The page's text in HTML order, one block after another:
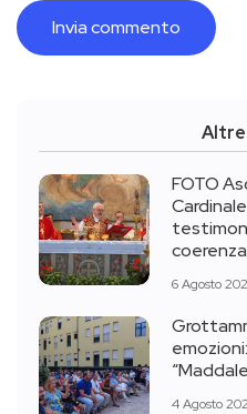
Altre
FOTO
6 Agosto
4 Agosto